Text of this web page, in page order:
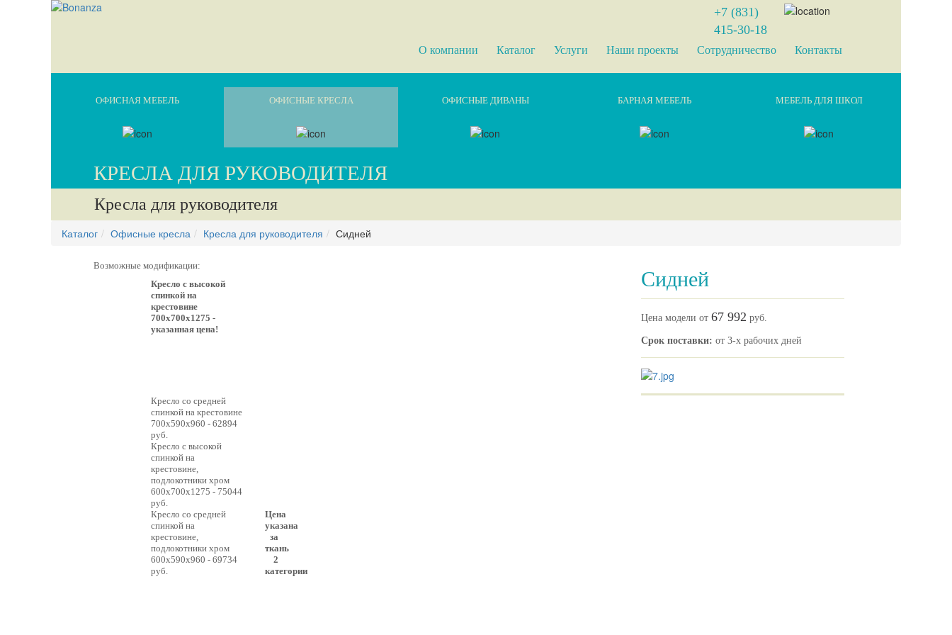
+7 (831)
415-30-18
О компании Каталог Услуги Наши проекты Сотрудничество Контакты
ОФИСНАЯ МЕБЕЛЬ ОФИСНЫЕ КРЕСЛА ОФИСНЫЕ ДИВАНЫ БАРНАЯ МЕБЕЛЬ МЕБЕЛЬ ДЛЯ ШКОЛ
КРЕСЛА ДЛЯ РУКОВОДИТЕЛЯ
Кресла для руководителя
Каталог Офисные кресла Кресла для руководителя Сидней
Сидней
Цена модели от 67 992 руб.
Срок поставки: от 3-х рабочих дней
Возможные модификации:
Кресло с высокой
спинкой на
крестовине
700x700x1275 -
указанная цена!
Кресло со средней
спинкой на крестовине
700x590x960 - 62894
руб.
Кресло с высокой
спинкой на
крестовине,
подлокотники хром
600x700x1275 - 75044
руб.
Кресло со средней
спинкой на
крестовине,
подлокотники хром
600x590x960 - 69734
руб.
Цена
указана
за
ткань
2
категории